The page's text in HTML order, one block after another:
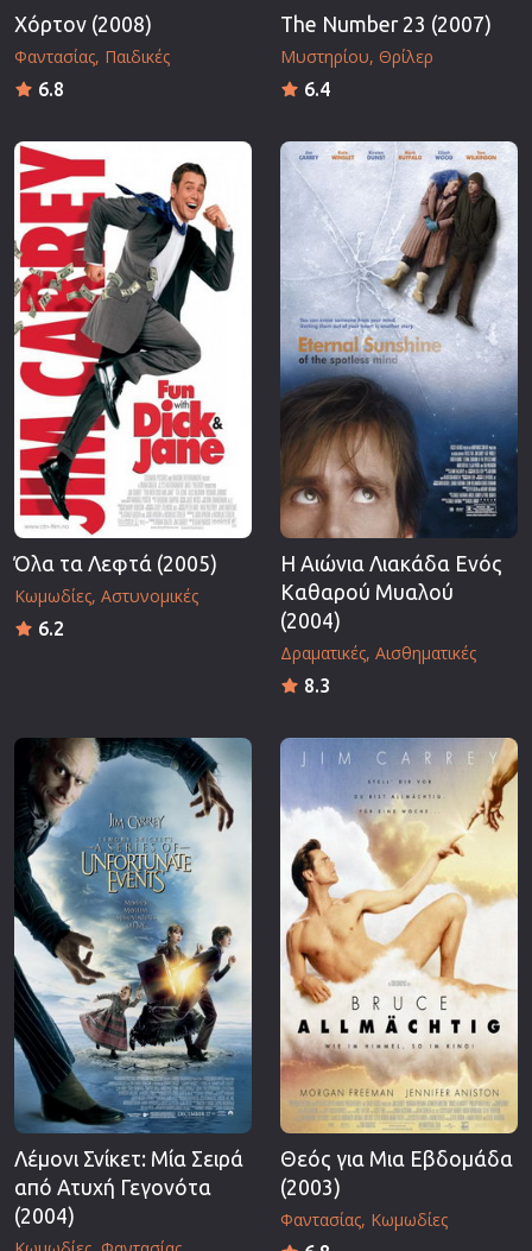
Χόρτον (2008)
Φαντασίας Παιδικές
6.8
The Number 23 (2007)
Μυστηρίου Θρίλερ
6.4
Όλα τα Λεφτά (2005)
Κωμωδίες Αστυνομικές
6.2
Η Αιώνια Λιακάδα Ενός
Καθαρού Μυαλού
(2004)
Δραματικές Αισθηματικές
8.3
Λέμονι Σνίκετ: Μία Σειρά
από Ατυχή Γεγονότα
(2004)
Θεός για Μια Εβδομάδα
(2003)
Φαντασίας Κωμωδίες